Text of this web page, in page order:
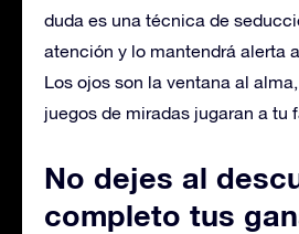
duda es una técnica de
atención y lo mantendrá alerta
Los ojos son la ventana al
juegos de miradas jugaran a tu
No dejes al
completo tus